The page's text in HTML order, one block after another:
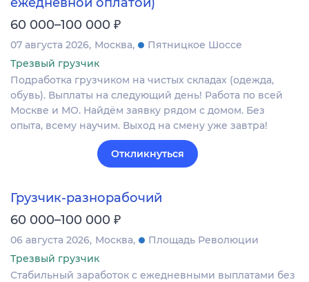
60 000–100 000 ₽
07 августа 2026 Москва
Пятницкое Шоссе
Трезвый грузчик
Подработка грузчиком на чистых складах (одежда,
обувь). Выплаты на следующий день! Работа по всей
Москве и МО. Найдём заявку рядом с домом. Без
опыта, всему научим. Выход на смену уже завтра!
Откликнуться
Грузчик-разнорабочий
60 000–100 000 ₽
06 августа 2026 Москва
Площадь Революции
Трезвый грузчик
Стабильный заработок с ежедневными выплатами без